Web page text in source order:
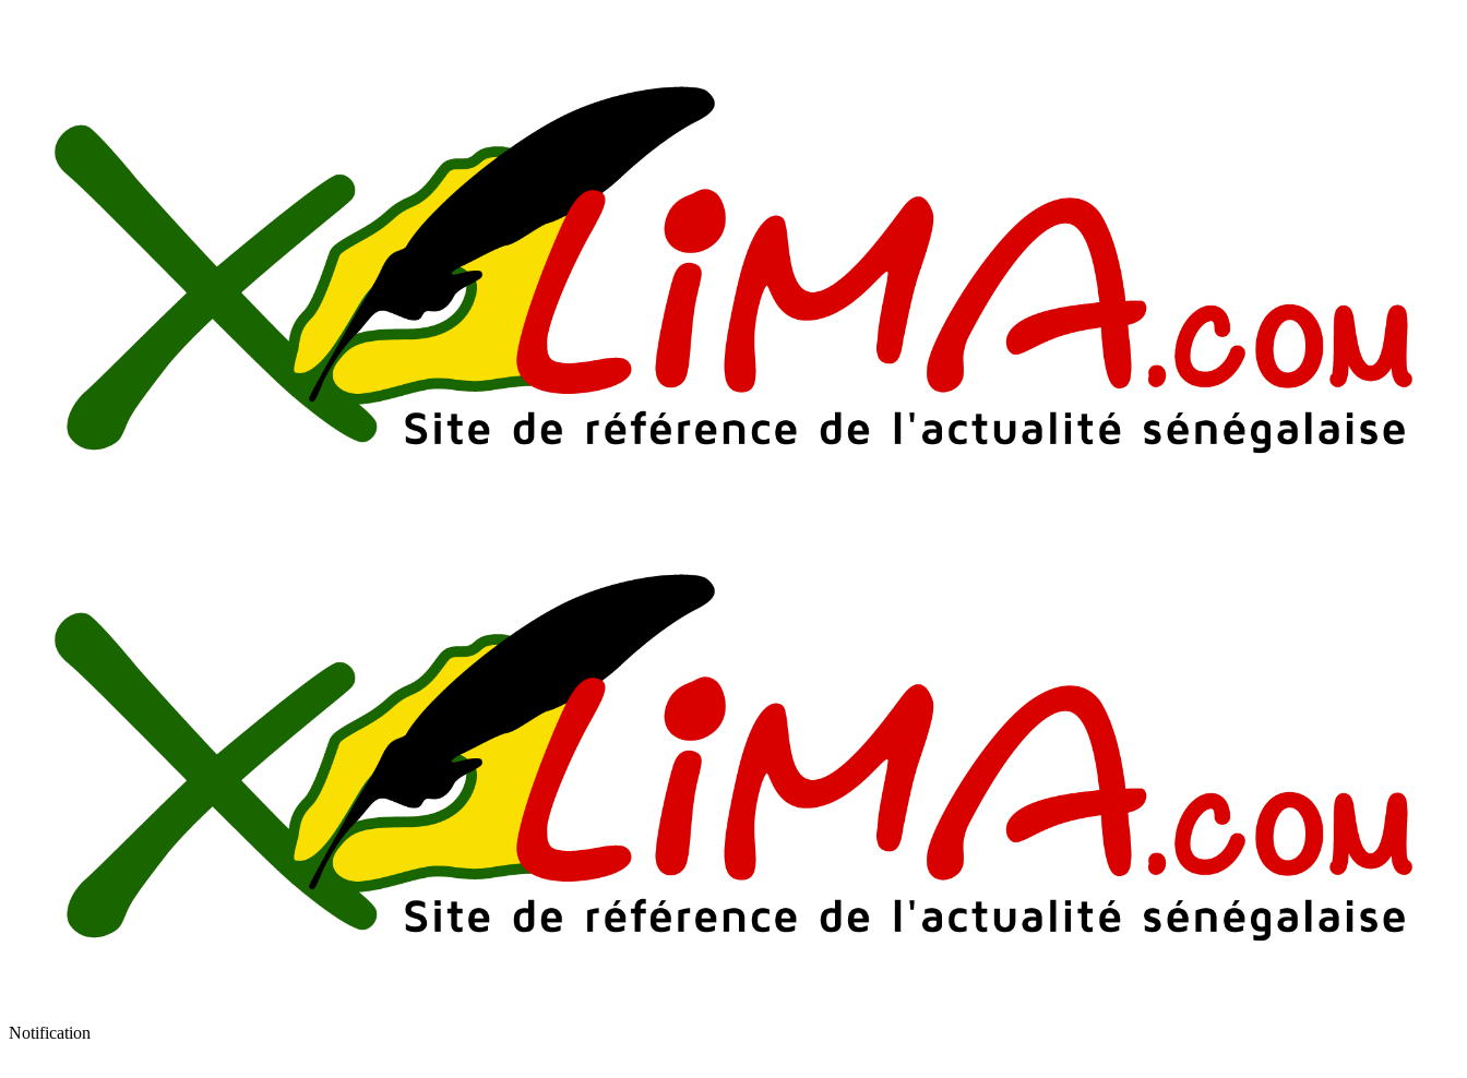
Notification